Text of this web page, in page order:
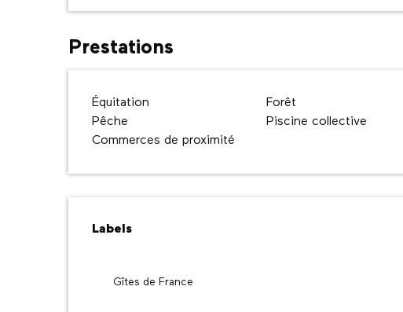
Prestations
Équitation Forêt
Pêche
Piscine collective
Commerces de proximité
Offres de prestations
Labels
Labels
Gîtes de France